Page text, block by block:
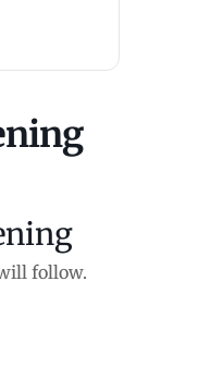
follow.